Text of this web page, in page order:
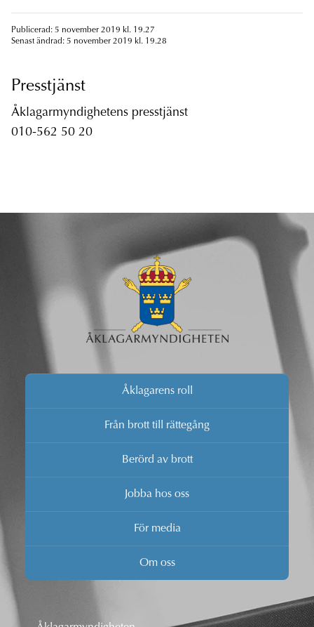
Publicerad: 5 november 2019 kl. 19.27
Senast ändrad: 5 november 2019 kl. 19.28
Presstjänst
Åklagarmyndighetens presstjänst
010-562 50 20
Åklagarens roll
Från brott till rättegång
Berörd av brott
Jobba hos oss
För media
Om oss